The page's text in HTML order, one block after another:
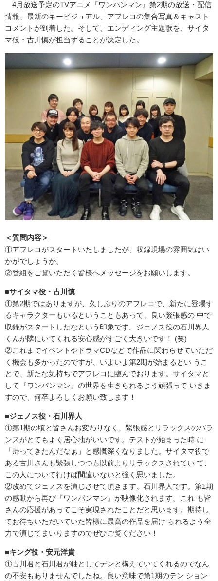
4月放送予定のTVアニメ『ワンパンマン』第2期の放送・配信
情報、最新のキービジュアル、アフレコの集合写真＆キャスト
コメントが到着した。そして、エンディング主題歌を、サイタ
マ役・古川慎が担当することが決定した。
＜質問内容＞
①アフレコがスタートいたしましたが、収録現場の雰囲気はい
かがでしょうか。
②番組をご覧いただく皆様へメッセージをお願いします。
■サイタマ役・古川慎
①第2期ではありますが、久しぶりのアフレコで、新たに登場す
るキャラクターもいるということもあって、良い緊張感の 中で
収録がスタートしたなという印象です。ジェノス役の石川界人
くんが隣にいてくれる安心感がすごく大きいです！ (笑)
②これまでイベントやドラマCDなどで作品に関わらせていただ
く機会も多かったのですが、いよいよ第2期が始まるとい うこ
とで、新たな気持ちでアフレコに臨んでおります。サイタマと
して『ワンパンマン』の世界を生きられるよう頑張って いきま
すので、何卒よろしくお願い致します！
■ジェノス役・石川界人
①第1期の頃と皆さんお変わりなく、緊張感とリラックスのバラ
ンスがとてもよく居心地がいいです。テストが始まった時 に
「帰ってきたんだなぁ」と感慨深くなりました。サイタマ役で
ある古川さんも緊張しつつも以前よりリラックスされてい て、
この人について行けば間違いないと強く思いました。
②改めてジェノスを演じさせて頂きます、石川界人です。第1期
の感動から再び『ワンパンマン』が映像化されます。これ も皆
さんの応援があってこそ実現されたことだと思います。期待し
てお待ちいただいていた皆様に最高の作品を届け られるよう全
力で演じてまいりますのでぜひご覧ください！
■キング役・安元洋貴
①古川君と石川君が軸としてデンと構えていてくれるのでなん
の不安もありませんでしたね。良い意味で第1期のテン ション